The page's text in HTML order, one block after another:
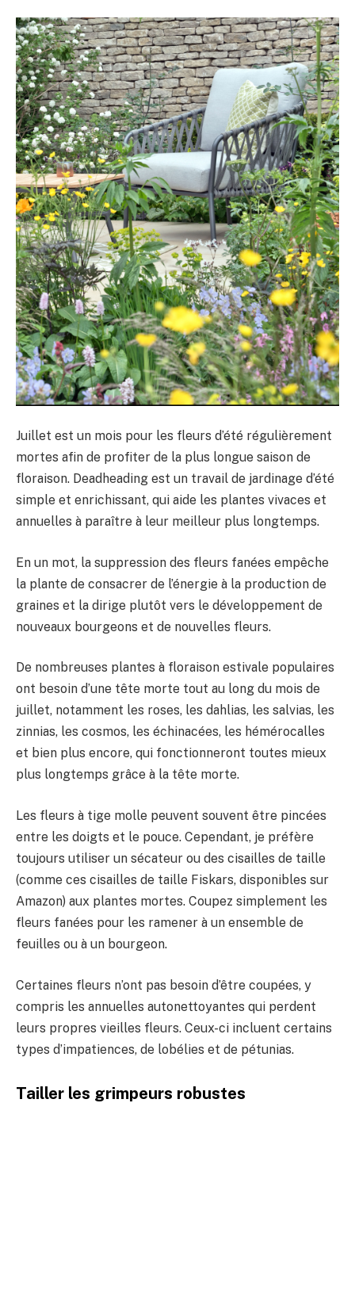
Juillet est un mois pour les fleurs d’été régulièrement
mortes afin de profiter de la plus longue saison de
floraison. Deadheading est un travail de jardinage d’été
simple et enrichissant, qui aide les plantes vivaces et
annuelles à paraître à leur meilleur plus longtemps.
En un mot, la suppression des fleurs fanées empêche
la plante de consacrer de l’énergie à la production de
graines et la dirige plutôt vers le développement de
nouveaux bourgeons et de nouvelles fleurs.
De nombreuses plantes à floraison estivale populaires
ont besoin d’une tête morte tout au long du mois de
juillet, notamment les roses, les dahlias, les salvias, les
zinnias, les cosmos, les échinacées, les hémérocalles
et bien plus encore, qui fonctionneront toutes mieux
plus longtemps grâce à la tête morte.
Les fleurs à tige molle peuvent souvent être pincées
entre les doigts et le pouce. Cependant, je préfère
toujours utiliser un sécateur ou des cisailles de taille
(comme ces cisailles de taille Fiskars, disponibles sur
Amazon) aux plantes mortes. Coupez simplement les
fleurs fanées pour les ramener à un ensemble de
feuilles ou à un bourgeon.
Certaines fleurs n’ont pas besoin d’être coupées, y
compris les annuelles autonettoyantes qui perdent
leurs propres vieilles fleurs. Ceux-ci incluent certains
types d’impatiences, de lobélies et de pétunias.
Tailler les grimpeurs robustes